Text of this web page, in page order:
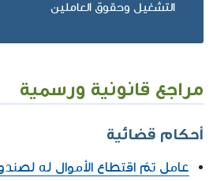
التشغيل وحقوق العاملين
مراجع قانونية ورسمية
أحكام قضائية
عامل تمّ اقتطاع الأموال له